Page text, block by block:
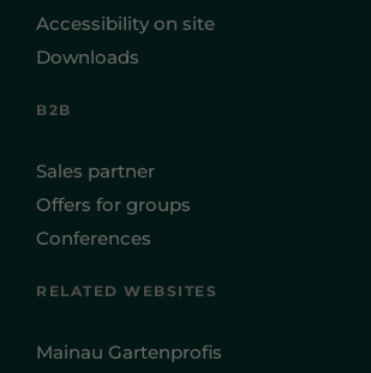
Accessibility on site
Downloads
B2B
Sales partner
Offers for groups
Conferences
RELATED WEBSITES
Mainau Gartenprofis